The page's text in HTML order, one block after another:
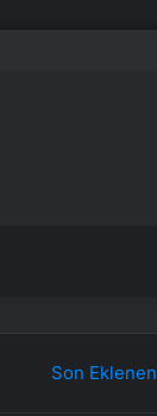
Son Eklenen